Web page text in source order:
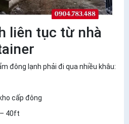
liên tục từ nhà
đông lạnh phải đi qua nhiều khâu:
cấp đông
40ft